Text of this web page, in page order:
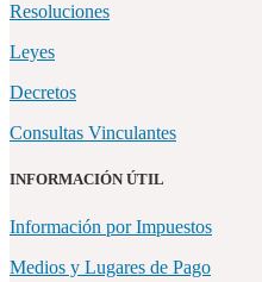
Resoluciones
Leyes
Decretos
Consultas Vinculantes
INFORMACIÓN ÚTIL
Información por Impuestos
Medios y Lugares de Pago